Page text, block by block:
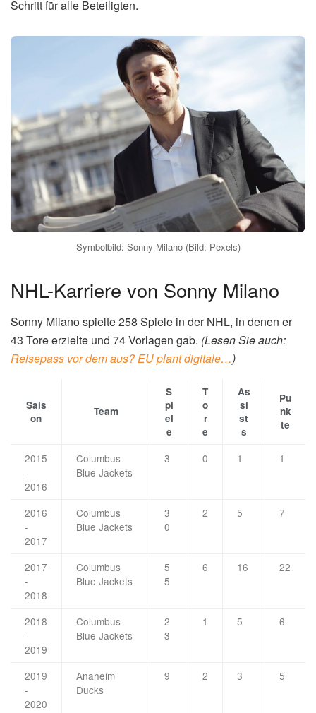
Schritt für alle Beteiligten.
Symbolbild: Sonny Milano (Bild: Pexels)
NHL-Karriere von Sonny Milano
Sonny Milano spielte 258 Spiele in der NHL, in denen er
43 Tore erzielte und 74 Vorlagen gab. (Lesen Sie auch:
Reisepass vor dem aus? EU plant digitale…)
Sais
on
Team
S
pi
el
e
T
o
r
e
As
si
st
s
Pu
nk
te
2015
-
2016
Columbus
Blue Jackets
3 0 1 1
2016
-
2017
Columbus
Blue Jackets
3
0
2 5 7
2017
-
2018
Columbus
Blue Jackets
5
5
6 16 22
2018
-
2019
Columbus
Blue Jackets
2
3
1 5 6
2019
-
2020
Anaheim
Ducks
9 2 3 5